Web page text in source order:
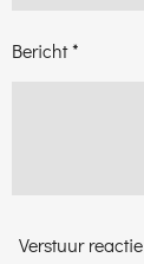
Bericht *
Verstuur reactie